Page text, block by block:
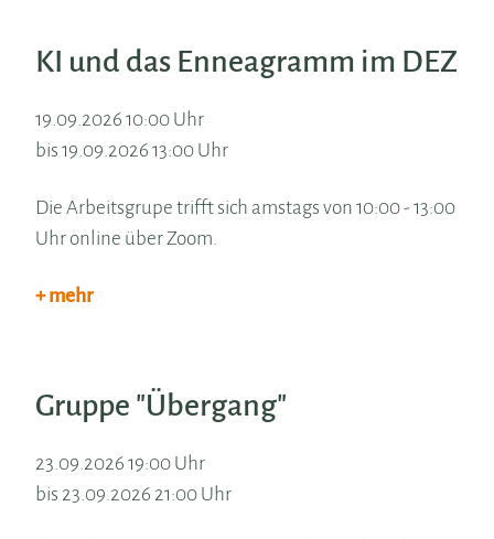
KI und das Enneagramm im DEZ
19.09.2026 10:00 Uhr
bis 19.09.2026 13:00 Uhr
Die Arbeitsgrupe trifft sich amstags von 10:00 - 13:00
Uhr online über Zoom.
+ mehr
Gruppe "Übergang"
23.09.2026 19:00 Uhr
bis 23.09.2026 21:00 Uhr